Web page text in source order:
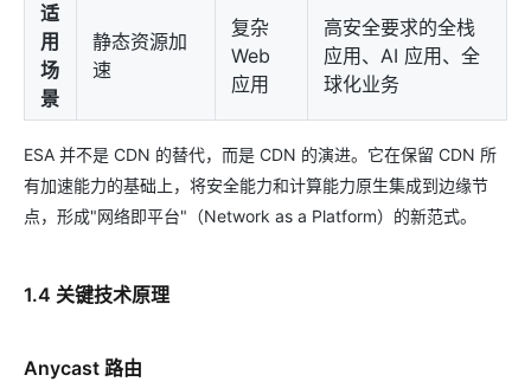
适
用
场
景
静态资源加
速
复杂
Web
应用
高安全要求的全栈
应用、AI 应用、全
球化业务
ESA 并不是 CDN 的替代，而是 CDN 的演进。它在保留 CDN 所
有加速能力的基础上，将安全能力和计算能力原生集成到边缘节
点，形成"网络即平台"（Network as a Platform）的新范式。
1.4 关键技术原理
Anycast 路由